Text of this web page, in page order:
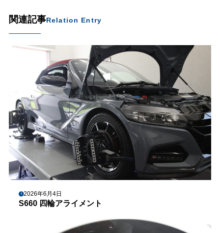
関連記事Relation Entry
2026年6月4日
S660 四輪アライメント